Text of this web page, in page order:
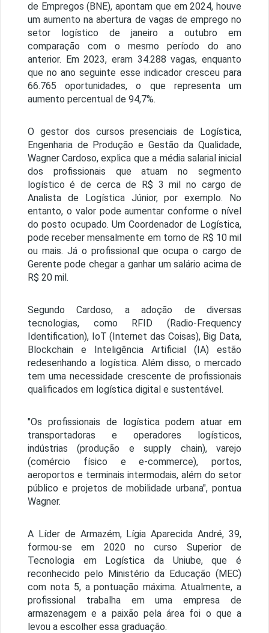
de Empregos (BNE), apontam que em 2024, houve
um aumento na abertura de vagas de emprego no
setor logístico de janeiro a outubro em
comparação com o mesmo período do ano
anterior. Em 2023, eram 34.288 vagas, enquanto
que no ano seguinte esse indicador cresceu para
66.765 oportunidades, o que representa um
aumento percentual de 94,7%.
O gestor dos cursos presenciais de Logística,
Engenharia de Produção e Gestão da Qualidade,
Wagner Cardoso, explica que a média salarial inicial
dos profissionais que atuam no segmento
logístico é de cerca de R$ 3 mil no cargo de
Analista de Logística Júnior, por exemplo. No
entanto, o valor pode aumentar conforme o nível
do posto ocupado. Um Coordenador de Logística,
pode receber mensalmente em torno de R$ 10 mil
ou mais. Já o profissional que ocupa o cargo de
Gerente pode chegar a ganhar um salário acima de
R$ 20 mil.
Segundo Cardoso, a adoção de diversas
tecnologias, como RFID (Radio-Frequency
Identification), IoT (Internet das Coisas), Big Data,
Blockchain e Inteligência Artificial (IA) estão
redesenhando a logística. Além disso, o mercado
tem uma necessidade crescente de profissionais
qualificados em logística digital e sustentável.
"Os profissionais de logística podem atuar em
transportadoras e operadores logísticos,
indústrias (produção e supply chain), varejo
(comércio físico e e-commerce), portos,
aeroportos e terminais intermodais, além do setor
público e projetos de mobilidade urbana", pontua
Wagner.
A Líder de Armazém, Lígia Aparecida André, 39,
formou-se em 2020 no curso Superior de
Tecnologia em Logística da Uniube, que é
reconhecido pelo Ministério da Educação (MEC)
com nota 5, a pontuação máxima. Atualmente, a
profissional trabalha em uma empresa de
armazenagem e a paixão pela área foi o que a
levou a escolher essa graduação.